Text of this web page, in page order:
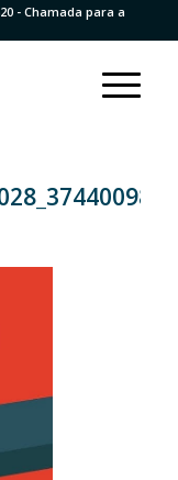
- Chamada para a